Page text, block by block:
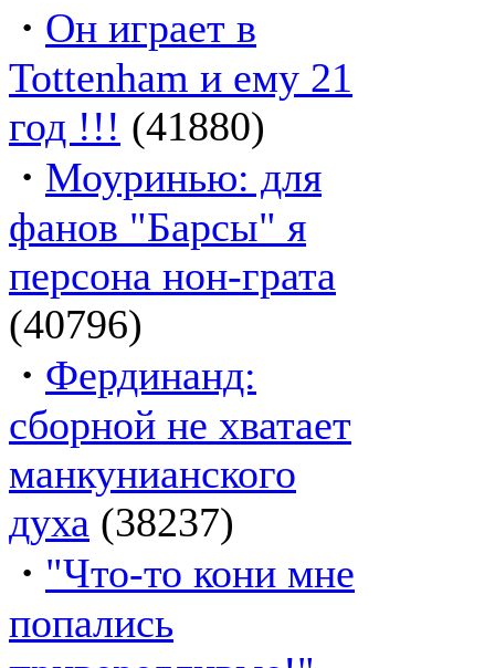
· Он играет в
Tottenham и ему 21
год !!! (41880)
· Моуринью: для
фанов "Барсы" я
персона нон-грата
(40796)
· Фердинанд:
сборной не хватает
манкунианского
духа (38237)
· "Что-то кони мне
попались